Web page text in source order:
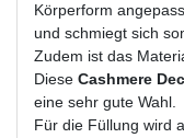
Körperform
und schmiegt sich
Zudem ist das
Diese Cashmere
eine sehr gute Wahl.
Für die Füllung wird